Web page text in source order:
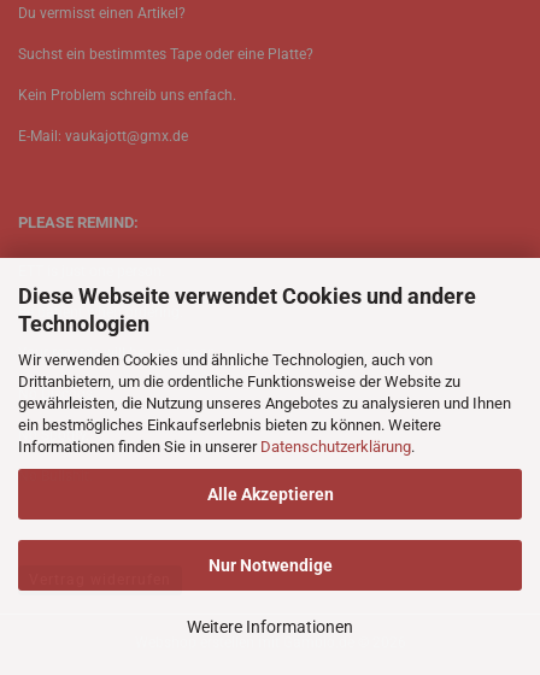
Diese Webseite verwendet Cookies und andere
Technologien
Wir verwenden Cookies und ähnliche Technologien, auch von
Drittanbietern, um die ordentliche Funktionsweise der Website zu
gewährleisten, die Nutzung unseres Angebotes zu analysieren und Ihnen
ein bestmögliches Einkaufserlebnis bieten zu können. Weitere
Informationen finden Sie in unserer Datenschutzerklärung.
Alle Akzeptieren
Nur Notwendige
Weitere Informationen
Du vermisst einen Artikel?
Suchst ein bestimmtes Tape oder eine Platte?
Kein Problem schreib uns enfach.
E-Mail: vaukajott@gmx.de
PLEASE REMIND:
Be patient when ordering.
Your records will be send asap.
No Discogs.
No Spotify.
No Bullshit.